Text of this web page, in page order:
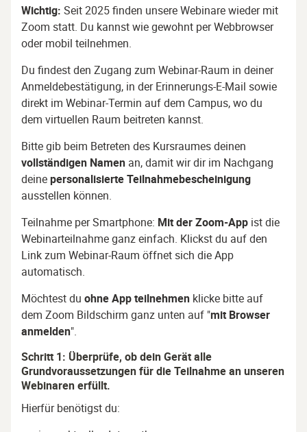
Wichtig: Seit 2025 finden unsere Webinare wieder mit
Zoom statt. Du kannst wie gewohnt per Webbrowser
oder mobil teilnehmen.
Du findest den Zugang zum Webinar-Raum in deiner
Anmeldebestätigung, in der Erinnerungs-E-Mail sowie
direkt im Webinar-Termin auf dem Campus, wo du
dem virtuellen Raum beitreten kannst.
Bitte gib beim Betreten des Kursraumes deinen
vollständigen Namen an, damit wir dir im Nachgang
deinepersonalisierte Teilnahmebescheinigung
ausstellen können.
Teilnahme per Smartphone: Mit der Zoom-App ist die
Webinarteilnahme ganz einfach. Klickst du auf den
Link zum Webinar-Raum öffnet sich die App
automatisch.
Möchtest du ohne App teilnehmen klicke bitte auf
dem Zoom Bildschirm ganz unten auf "mit Browser
anmelden".
Schritt 1: Überprüfe, ob dein Gerät alle
Grundvoraussetzungen für die Teilnahme an unseren
Webinaren erfüllt.
Hierfür benötigst du: